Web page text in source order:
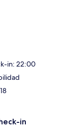
in: 22:00
in